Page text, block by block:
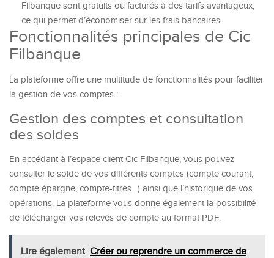
Filbanque sont gratuits ou facturés à des tarifs avantageux,
ce qui permet d’économiser sur les frais bancaires.
Fonctionnalités principales de Cic
Filbanque
La plateforme offre une multitude de fonctionnalités pour faciliter
la gestion de vos comptes :
Gestion des comptes et consultation
des soldes
En accédant à l’espace client Cic Filbanque, vous pouvez
consulter le solde de vos différents comptes (compte courant,
compte épargne, compte-titres…) ainsi que l’historique de vos
opérations. La plateforme vous donne également la possibilité
de télécharger vos relevés de compte au format PDF.
Lire également Créer ou reprendre un commerce de